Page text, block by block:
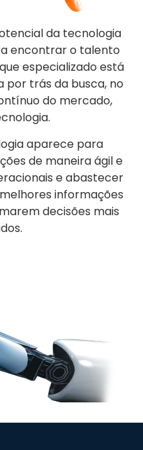
da tecnologia
encontrar o talento
especializado está
por trás da busca, no
do mercado,
aparece para
de maneira ágil e
e abastecer
informações
decisões mais